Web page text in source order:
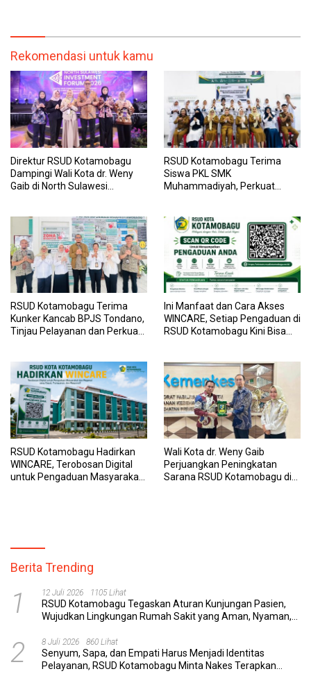
Rekomendasi untuk kamu
Direktur RSUD Kotamobagu
Dampingi Wali Kota dr. Weny
Gaib di North Sulawesi
RSUD Kotamobagu Terima
Siswa PKL SMK
Muhammadiyah, Perkuat
RSUD Kotamobagu Terima
Kunker Kancab BPJS Tondano,
Tinjau Pelayanan dan Perkuat
Ini Manfaat dan Cara Akses
WINCARE, Setiap Pengaduan di
RSUD Kotamobagu Kini Bisa
RSUD Kotamobagu Hadirkan
WINCARE, Terobosan Digital
untuk Pengaduan Masyarakat
Wali Kota dr. Weny Gaib
Perjuangkan Peningkatan
Sarana RSUD Kotamobagu di
Berita Trending
1 12 Juli 2026 1105 Lihat
RSUD Kotamobagu Tegaskan Aturan Kunjungan Pasien,
Wujudkan Lingkungan Rumah Sakit yang Aman, Nyaman,
2 8 Juli 2026 860 Lihat
Senyum, Sapa, dan Empati Harus Menjadi Identitas
Pelayanan, RSUD Kotamobagu Minta Nakes Terapkan